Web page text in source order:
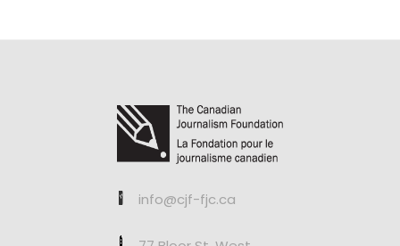
info@cjf-fjc.ca